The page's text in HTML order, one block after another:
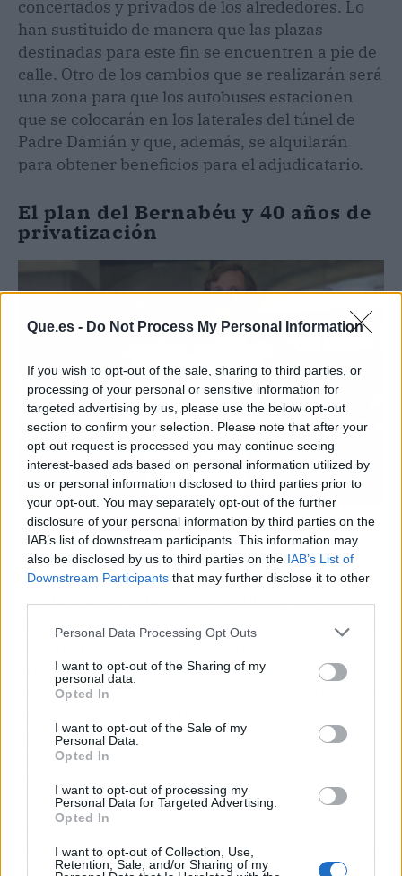
Que.es - Do Not Process My Personal Information
If you wish to opt-out of the sale, sharing to third parties, or
processing of your personal or sensitive information for
targeted advertising by us, please use the below opt-out
section to confirm your selection. Please note that after your
opt-out request is processed you may continue seeing
interest-based ads based on personal information utilized by
us or personal information disclosed to third parties prior to
your opt-out. You may separately opt-out of the further
disclosure of your personal information by third parties on the
IAB’s list of downstream participants. This information may
also be disclosed by us to third parties on the IAB’s List of
Downstream Participants that may further disclose it to other
Personal Data Processing Opt Outs
I want to opt-out of the Sharing of my
personal data.
Opted In
I want to opt-out of the Sale of my
Personal Data.
Opted In
I want to opt-out of processing my
Personal Data for Targeted Advertising.
Opted In
I want to opt-out of Collection, Use,
Retention, Sale, and/or Sharing of my
concertados y privados de los alrededores. Lo
han sustituido de manera que las plazas
destinadas para este fin se encuentren a pie de
calle. Otro de los cambios que se realizarán será
una zona para que los autobuses estacionen
que se colocarán en los laterales del túnel de
Padre Damián y que, además, se alquilarán
para obtener beneficios para el adjudicatario.
El plan del Bernabéu y 40 años de
privatización
El Ayuntamiento está haciendo todo lo posible
para que el plan del Bernabéu salga adelante lo
antes posible. Se tiene previsto quelas obras
comiencen el 1 de marzo de 2023y que duren
alrededor de 18 meses para que el 31 de agosto
del próximo año ya se puedan utilizar los
aparcamientos. La empresa privada que sea la
adjudicataria será la encargada de llevar a cabo
años. La gestión pública de esta zona no se
recuperaría hasta que llegase febrero del año
2063.
Lo más probable es que sea el propio Real
Madrid el que se lleve este proyecto y que prevé